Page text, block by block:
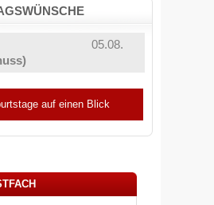
05.08.
auf einen Blick